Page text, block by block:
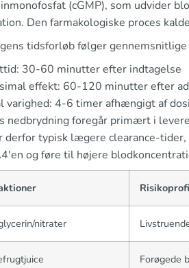
(cGMP), som udvider
Den farmakologiske proces
tidsforløb følger gennemsnitlige
30-60 minutter efter indtagelse
effekt: 60-120 minutter efter
varighed: 4-6 timer afhængigt af
nedbrydning foregår primært i
derfor typisk lægere clearance-
og føre til højere
nitrater
Forøgede